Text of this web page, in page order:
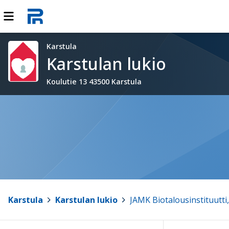
Karstula
Karstulan lukio
Koulutie 13 43500 Karstula
Karstula Karstulan lukio JAMK